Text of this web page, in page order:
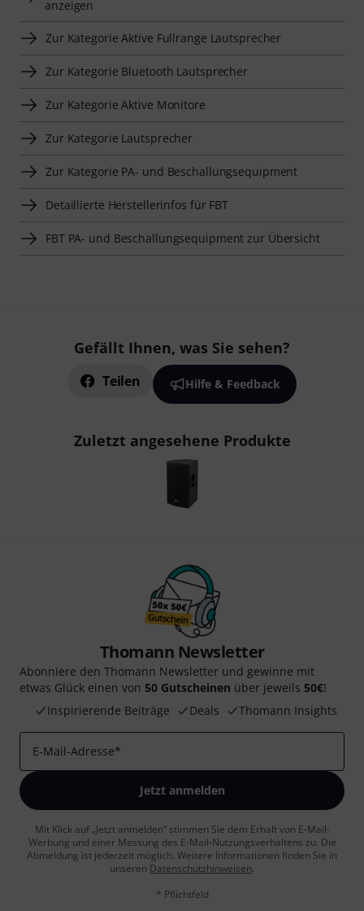
anzeigen
Zur Kategorie Aktive Fullrange Lautsprecher
Zur Kategorie Bluetooth Lautsprecher
Zur Kategorie Aktive Monitore
Zur Kategorie Lautsprecher
Zur Kategorie PA- und Beschallungsequipment
Detaillierte Herstellerinfos für FBT
FBT PA- und Beschallungsequipment zur Übersicht
Gefällt Ihnen, was Sie sehen?
Teilen Hilfe & Feedback
Zuletzt angesehene Produkte
Thomann Newsletter
Abonniere den Thomann Newsletter und gewinne mit
etwas Glück einen von 50 Gutscheinen über jeweils 50€!
Inspirierende Beiträge
Deals Thomann Insights
E-Mail-Adresse*
Jetzt anmelden
Mit Klick auf „Jetzt anmelden“ stimmen Sie dem Erhalt von E-Mail-
Werbung und einer Messung des E-Mail-Nutzungsverhaltens zu. Die
Abmeldung ist jederzeit möglich. Weitere Informationen finden Sie in
unseren Datenschutzhinweisen.
* Pflichtfeld